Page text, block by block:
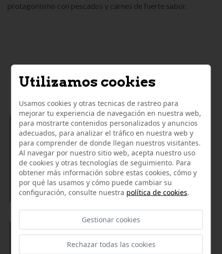
protagonismo con pescados y carnes de fuerte sabor.
LO QUE OPINAN NUESTROS
CLIENTES
19/05/2021
Muy buena la calidad y estado de los productos
comprados
Juan Miguel
Siempre muy bien atendido
Utilizamos cookies
Usamos cookies y otras tecnicas de rastreo para
mejorar tu experiencia de navegación en nuestra web,
para mostrarte contenidos personalizados y anuncios
adecuados, para analizar el tráfico en nuestra web y
para comprender de donde llegan nuestros visitantes.
Al navegar por nuestro sitio web, acepta nuestro uso
de cookies y otras tecnologías de seguimiento. Para
obtener más información sobre estas cookies, cómo y
por qué las usamos y cómo puede cambiar su
configuración, consulte nuestra política de cookies.
Gestionar cookies
Rechazar todas las cookies